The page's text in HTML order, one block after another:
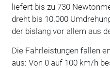
liefert bis zu 730
dreht bis 10.000
der bislang vor allem aus
Die Fahrleistungen fallen
aus: Von 0 auf 100 km/h